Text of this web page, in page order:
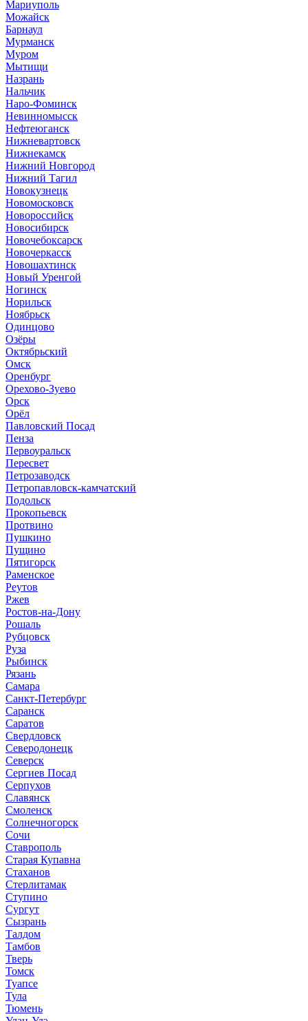
Мариуполь
Можайск
Барнаул
Мурманск
Муром
Мытищи
Назрань
Нальчик
Наро-Фоминск
Невинномысск
Нефтеюганск
Нижневартовск
Нижнекамск
Нижний Новгород
Нижний Тагил
Новокузнецк
Новомосковск
Новороссийск
Новосибирск
Новочебоксарск
Новочеркасск
Новошахтинск
Новый Уренгой
Ногинск
Норильск
Ноябрьск
Одинцово
Озёры
Октябрьский
Омск
Оренбург
Орехово-Зуево
Орск
Орёл
Павловский Посад
Пенза
Первоуральск
Пересвет
Петрозаводск
Петропавловск-камчатский
Подольск
Прокопьевск
Протвино
Пушкино
Пущино
Пятигорск
Раменское
Реутов
Ржев
Ростов-на-Дону
Рошаль
Рубцовск
Руза
Рыбинск
Рязань
Самара
Санкт-Петербург
Саранск
Саратов
Свердловск
Северодонецк
Северск
Сергиев Посад
Серпухов
Славянск
Смоленск
Солнечногорск
Сочи
Ставрополь
Старая Купавна
Стаханов
Стерлитамак
Ступино
Сургут
Сызрань
Талдом
Тамбов
Тверь
Томск
Туапсе
Тула
Тюмень